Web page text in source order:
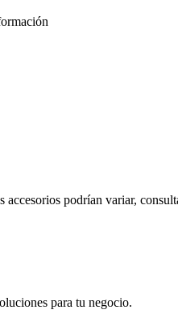
podrían variar,
para tu negocio.